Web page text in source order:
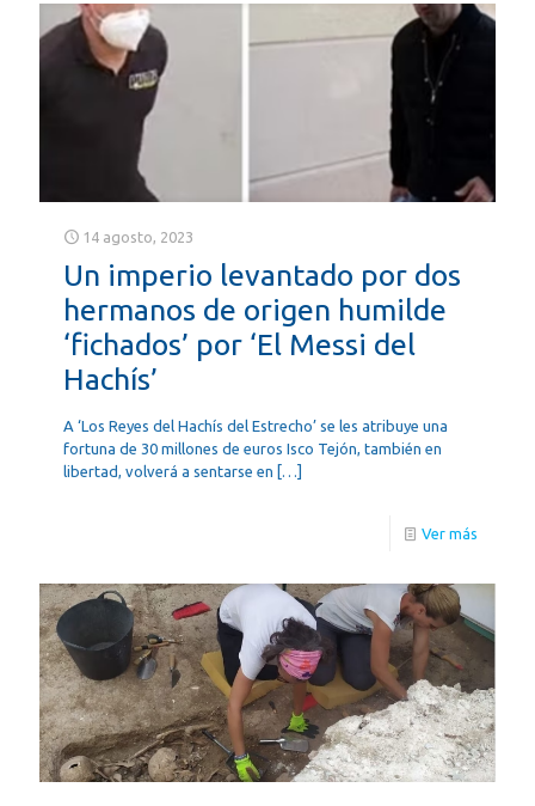
14 agosto, 2023
Un imperio levantado por dos
hermanos de origen humilde
‘fichados’ por ‘El Messi del
Hachís’
A ‘Los Reyes del Hachís del Estrecho’ se les atribuye una
fortuna de 30 millones de euros Isco Tejón, también en
libertad, volverá a sentarse en […]
Ver más